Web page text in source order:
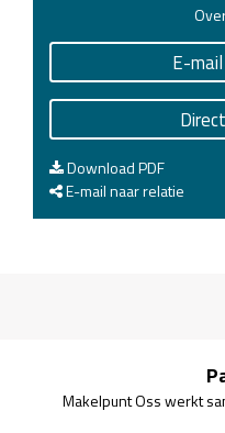
E-
Download PDF
E-mail naar relatie
Makelpunt Oss werkt